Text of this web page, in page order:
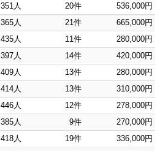
351人 20件
536,000円
365人 21件
665,000円
435人 11件
280,000円
397人 14件
420,000円
409人 13件
280,000円
414人 13件
310,000円
446人 12件
278,000円
385人 9件
270,000円
418人 19件
336,000円